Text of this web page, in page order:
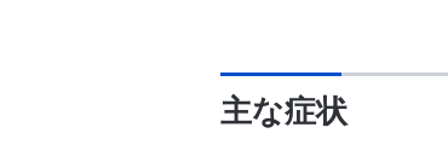
主な症状